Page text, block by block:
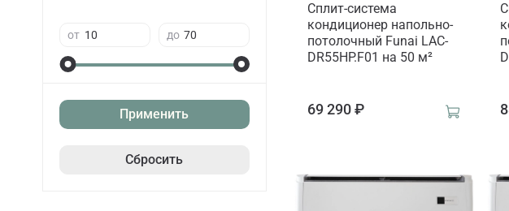
Сплит-система
кондиционер напольно-
потолочный Funai LAC-
DR55HP.F01 на 50 м²
69 290 ₽
от до
Применить
Сбросить